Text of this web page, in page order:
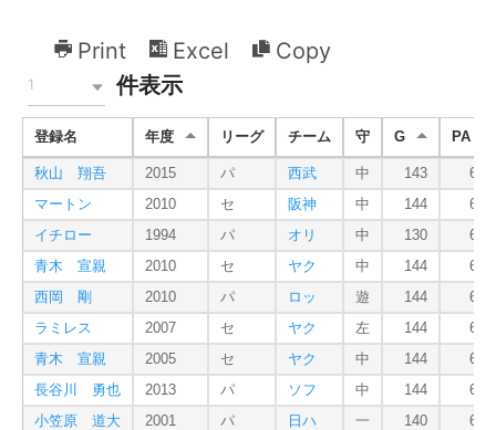
Print Excel Copy
1 件表示
登録名 年度 リーグ チーム 守 G PA
秋山 翔吾 2015 パ 西武 中 143
675
マートン
2010 セ 阪神 中 144
668
イチロー
1994 パ オリ 中 130
616
青木 宣親
2010 セ ヤク 中 144
667
西岡 剛
2010 パ ロッ 遊 144
692
ラミレス
2007 セ ヤク 左 144
628
青木 宣親
2005 セ ヤク 中 144
649
長谷川 勇也
2013 パ ソフ 中 144
637
小笠原 道大
2001 パ 日ハ 一 140
643